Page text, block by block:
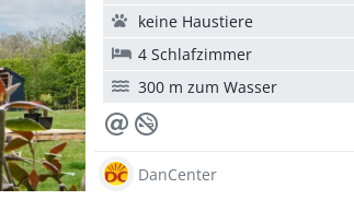
keine Haustiere
4 Schlafzimmer
300 m zum Wasser
DanCenter